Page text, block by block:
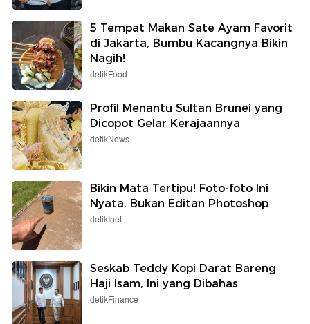
5 Tempat Makan Sate Ayam Favorit
di Jakarta, Bumbu Kacangnya Bikin
Nagih!
detikFood
Profil Menantu Sultan Brunei yang
Dicopot Gelar Kerajaannya
detikNews
Bikin Mata Tertipu! Foto-foto Ini
Nyata, Bukan Editan Photoshop
detikInet
Seskab Teddy Kopi Darat Bareng
Haji Isam, Ini yang Dibahas
detikFinance